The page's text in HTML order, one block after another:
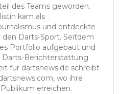
des Teams geworden.
kam als
und entdeckte
Darts-Sport. Seitdem
Portfolio aufgebaut und
Darts-Berichterstattung
für dartsnews.de schreibt
wo ihre
erreichen.